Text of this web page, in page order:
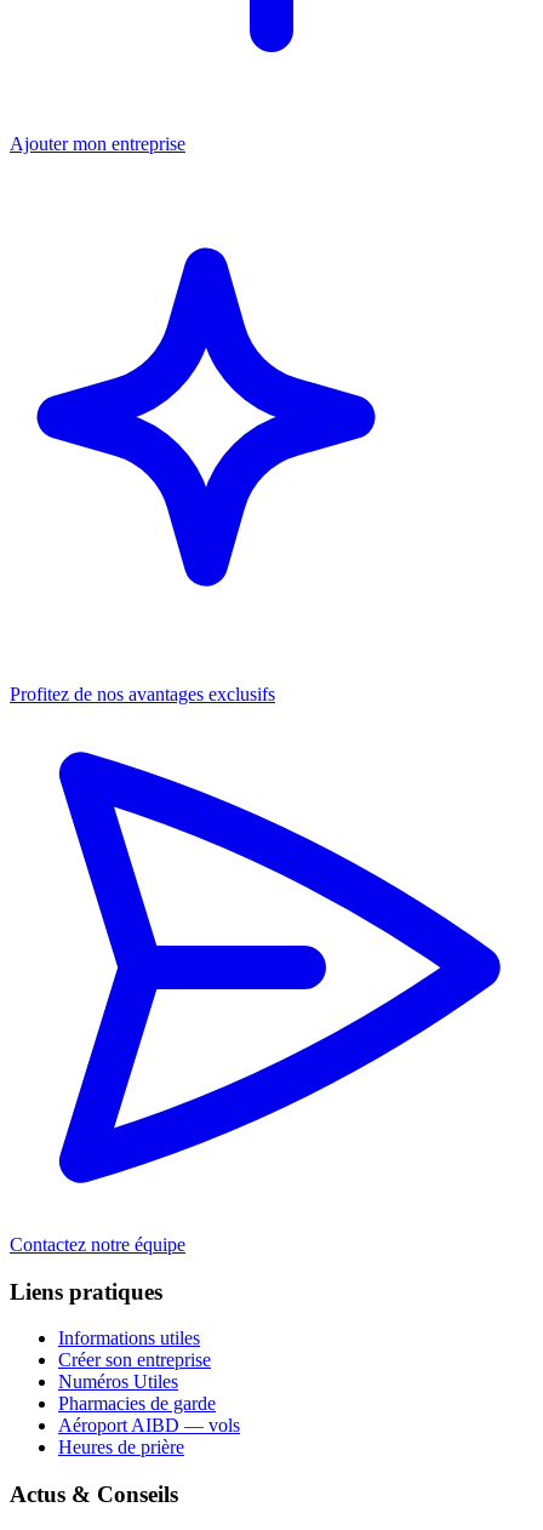
Ajouter mon entreprise
Profitez de nos avantages exclusifs
Contactez notre équipe
Liens pratiques
Informations utiles
Créer son entreprise
Numéros Utiles
Pharmacies de garde
Aéroport AIBD — vols
Heures de prière
Actus & Conseils